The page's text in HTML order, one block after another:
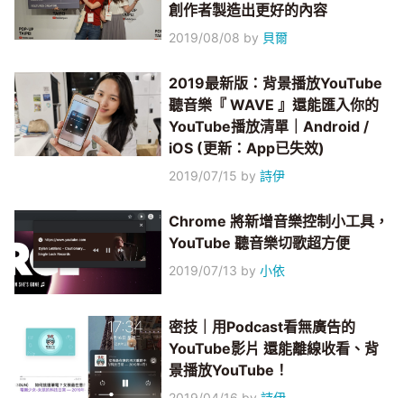
創作者製造出更好的內容
2019/08/08 by 貝爾
2019最新版：背景播放YouTube
聽音樂『 WAVE 』還能匯入你的
YouTube播放清單｜Android /
iOS (更新：App已失效)
2019/07/15 by詩伊
Chrome 將新增音樂控制小工具，
YouTube 聽音樂切歌超方便
2019/07/13 by小依
密技｜用Podcast看無廣告的
YouTube影片 還能離線收看、背
景播放YouTube！